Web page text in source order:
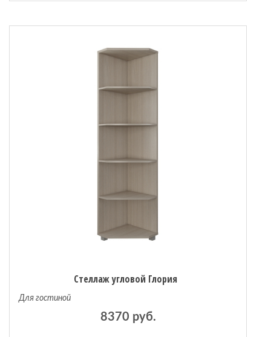
Стеллаж угловой Глория
Для гостиной
8370 руб.